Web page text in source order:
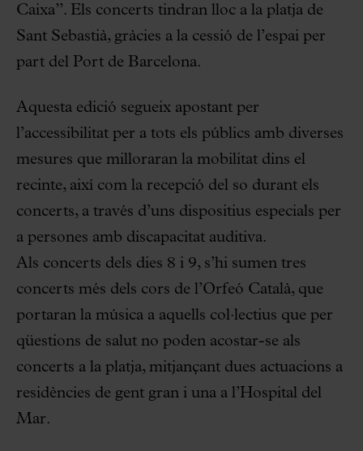
Caixa”. Els concerts tindran lloc a la platja de
Sant Sebastià, gràcies a la cessió de l’espai per
part del Port de Barcelona.
Aquesta edició segueix apostant per
l’accessibilitat per a tots els públics amb diverses
mesures que milloraran la mobilitat dins el
recinte, així com la recepció del so durant els
concerts, a través d’uns dispositius especials per
a persones amb discapacitat auditiva.
Als concerts dels dies 8 i 9, s’hi sumen tres
concerts més dels cors de l’Orfeó Català, que
portaran la música a aquells col·lectius que per
qüestions de salut no poden acostar-se als
concerts a la platja, mitjançant dues actuacions a
residències de gent gran i una a l’Hospital del
Mar.